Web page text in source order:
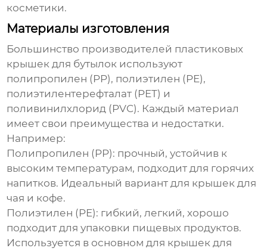
косметики.
Материалы изготовления
Большинство производителей пластиковых
крышек для бутылок используют
полипропилен (PP), полиэтилен (PE),
полиэтилентерефталат (PET) и
поливинилхлорид (PVC). Каждый материал
имеет свои преимущества и недостатки.
Например:
Полипропилен (PP): прочный, устойчив к
высоким температурам, подходит для горячих
напитков. Идеальный вариант для крышек для
чая и кофе.
Полиэтилен (PE): гибкий, легкий, хорошо
подходит для упаковки пищевых продуктов.
Используется в основном для крышек для